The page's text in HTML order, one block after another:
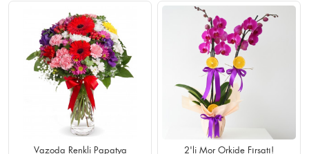
Vazoda Renkli Papatya 2'li Mor Orkide Fırsatı!